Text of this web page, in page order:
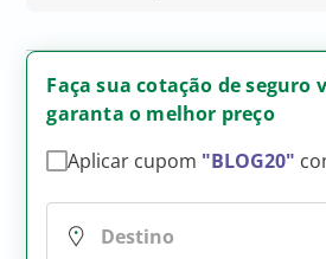
Faça sua cotação de seguro
garanta o melhor preço
Aplicar cupom "BLOG20"